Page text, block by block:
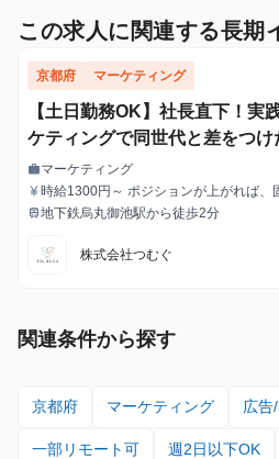
この求人に関連する長期
京都府 マーケティング
【土日勤務OK】社長直下！実
ケティングで同世代と差をつけ
職種
workマーケティング
給与
currency_yen時給1300円～ ポジションが上がれば、
も可能。
最寄駅
train地下鉄烏丸御池駅から徒歩2分
株式会社つむぐ
関連条件から探す
京都府 マーケティング 広告
一部リモート可 週2日以下OK